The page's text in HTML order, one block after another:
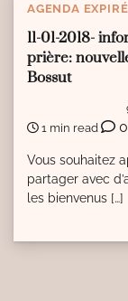
AGENDA EXPIRÉ
11-01-2018-
prière:
Bossut
1 min read
0
Vous souhaitez
partager avec
les bienvenus […]